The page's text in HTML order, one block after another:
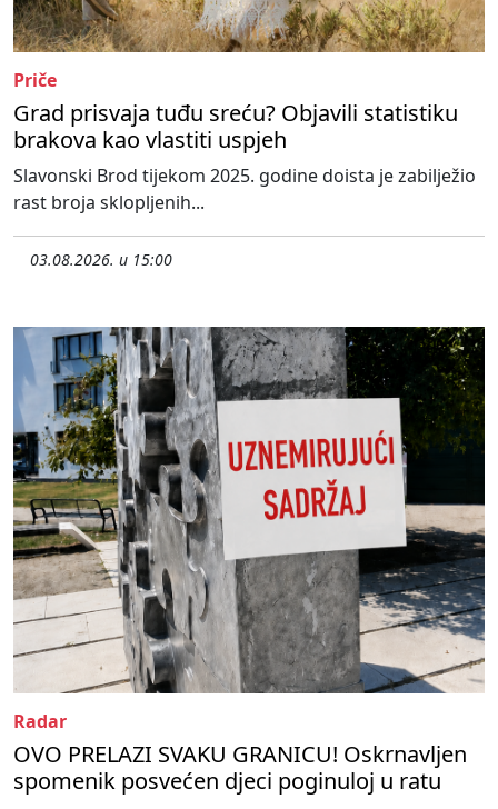
Priče
Grad prisvaja tuđu sreću? Objavili statistiku
brakova kao vlastiti uspjeh
Slavonski Brod tijekom 2025. godine doista je zabilježio
rast broja sklopljenih...
03.08.2026. u 15:00
Radar
OVO PRELAZI SVAKU GRANICU! Oskrnavljen
spomenik posvećen djeci poginuloj u ratu